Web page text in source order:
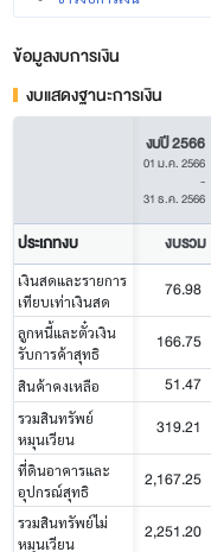
ข้อมูลงบการเงิน
งบแสดงฐานะการเงิน
งบปี 2566
01 ม.ค. 2566
-
31 ธ.ค. 2566
ประเภทงบ งบรวม
เงินสดและรายการ
เทียบเท่าเงินสด
76.98
ลูกหนี้และตั๋วเงิน
รับการค้าสุทธิ
166.75
สินค้าคงเหลือ 51.47
รวมสินทรัพย์
หมุนเวียน
319.21
ที่ดินอาคารและ
อุปกรณ์สุทธิ
2,167.25
รวมสินทรัพย์ไม่
หมุนเวียน
2,251.20